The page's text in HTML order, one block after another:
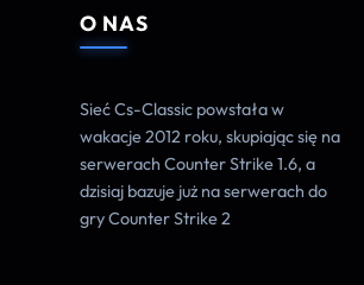
O NAS
Sieć Cs-Classic powstała w
wakacje 2012 roku, skupiając się na
serwerach Counter Strike 1.6, a
dzisiaj bazuje już na serwerach do
gry Counter Strike 2